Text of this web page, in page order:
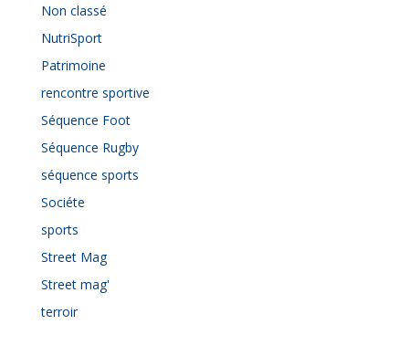
Non classé
NutriSport
Patrimoine
rencontre sportive
Séquence Foot
Séquence Rugby
séquence sports
Sociéte
sports
Street Mag
Street mag'
terroir